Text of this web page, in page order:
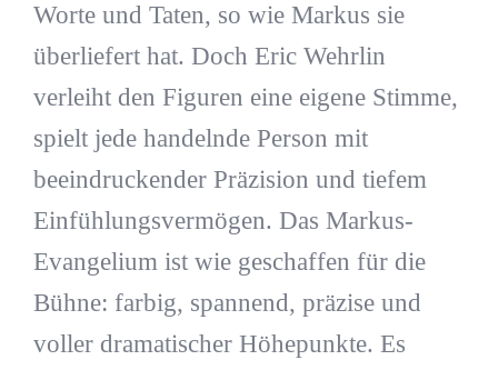
Worte und Taten, so wie Markus sie
überliefert hat. Doch Eric Wehrlin
verleiht den Figuren eine eigene Stimme,
spielt jede handelnde Person mit
beeindruckender Präzision und tiefem
Einfühlungsvermögen. Das Markus-
Evangelium ist wie geschaffen für die
Bühne: farbig, spannend, präzise und
voller dramatischer Höhepunkte. Es